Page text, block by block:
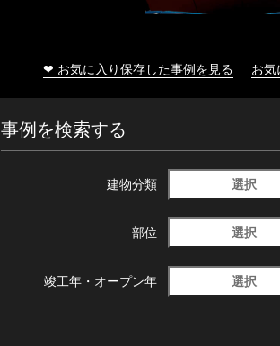
❤ お気に入り保存した事例を見る お
事例を検索する
建物分類 選択
部位 選択
竣工年・ オープン年 選択